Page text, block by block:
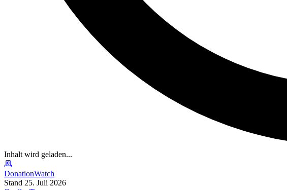
Inhalt wird geladen...
DonationWatch
Stand 25. Juli 2026